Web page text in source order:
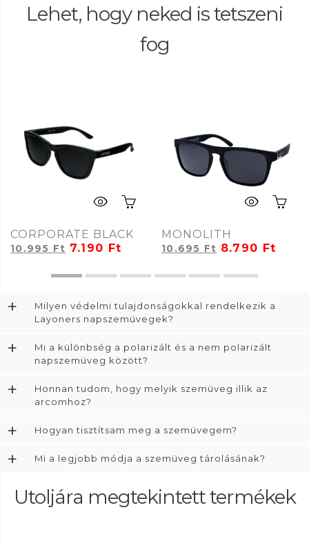
Lehet, hogy neked is tetszeni
fog
CORPORATE BLACK
10.995 Ft 7.190 Ft
MONOLITH
10.695 Ft 8.790 Ft
+
Milyen védelmi tulajdonságokkal rendelkezik a
Layoners napszemüvegek?
+
Mi a különbség a polarizált és a nem polarizált
napszemüveg között?
+
Honnan tudom, hogy melyik szemüveg illik az
arcomhoz?
+ Hogyan tisztítsam meg a szemüvegem?
+ Mi a legjobb módja a szemüveg tárolásának?
Utoljára megtekintett termékek